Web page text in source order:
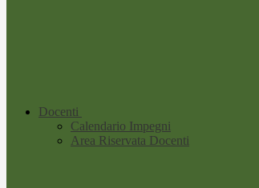
Docenti
Calendario Impegni
Area Riservata Docenti